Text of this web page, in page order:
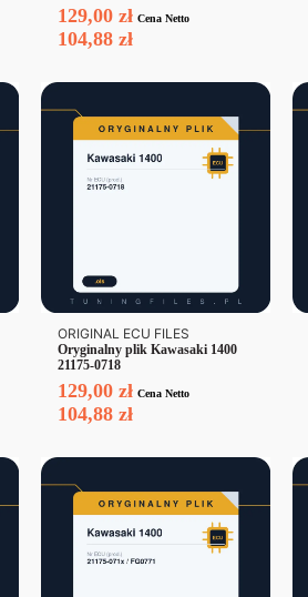
129,00 zł Cena Netto
104,88 zł
ORIGINAL ECU FILES
Oryginalny plik Kawasaki 1400
21175-0718
129,00 zł Cena Netto
104,88 zł